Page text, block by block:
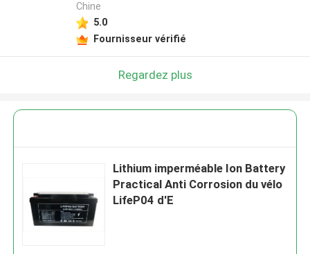
Chine
5.0
Fournisseur vérifié
Regardez plus
Lithium imperméable Ion Battery
Practical Anti Corrosion du vélo
LifeP04 d'E